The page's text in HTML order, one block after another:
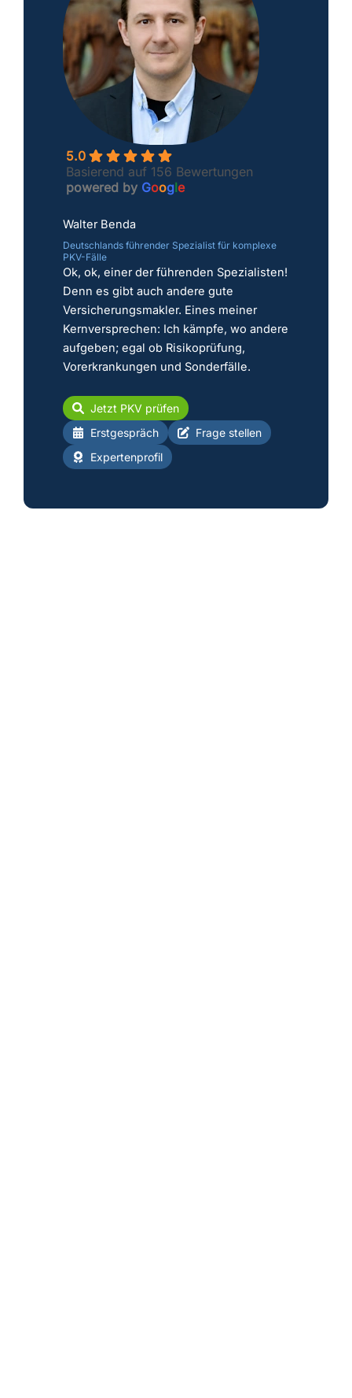
5.0
Basierend auf 156 Bewertungen
powered by Google
Walter Benda
Deutschlands führender Spezialist für komplexe
PKV-Fälle
Ok, ok, einer der führenden Spezialisten!
Denn es gibt auch andere gute
Versicherungsmakler. Eines meiner
Kernversprechen: Ich kämpfe, wo andere
aufgeben; egal ob Risikoprüfung,
Vorerkrankungen und Sonderfälle.
Jetzt PKV prüfen
Erstgespräch
Frage stellen
Expertenprofil